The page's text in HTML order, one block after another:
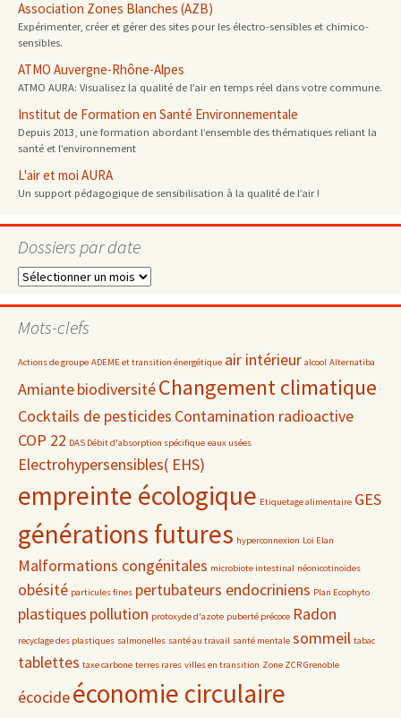
Association Zones Blanches (AZB)
Expérimenter, créer et gérer des sites pour les électro-sensibles et chimico-
sensibles.
ATMO Auvergne-Rhône-Alpes
ATMO AURA: Visualisez la qualité de l’air en temps réel dans votre commune.
Institut de Formation en Santé Environnementale
Depuis 2013, une formation abordant l’ensemble des thématiques reliant la
santé et l’environnement
L'air et moi AURA
Un support pédagogique de sensibilisation à la qualité de l’air !
Dossiers par date
Dossiers
date
Mots-clefs
Actions de groupe ADEME et transition énergétique air intérieur alcool Alternatiba
AmiantebiodiversitéChangement climatique
Cocktails de pesticides Contamination radioactive
COP 22 DAS Débit d'absorption spécifique eaux usées
Electrohypersensibles( EHS)
empreinte écologique Etiquetage alimentaire GES
générations futures hyperconnexion Loi Elan
Malformations congénitales microbiote intestinal néonicotinoïdes
obésité particules fines pertubateurs endocriniens Plan Ecophyto
plastiques pollution protoxyde d'azote puberté précoce Radon
recyclage des plastiques salmonelles santé au travail santé mentale sommeil tabac
tablettes taxe carbone terres rares villes en transition Zone ZCR Grenoble
écocideéconomie circulaire